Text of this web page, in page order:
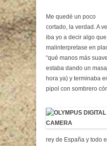
Me quedé un poco
cortado, la verdad. A
iba yo a decir algo que
malinterpretase en
“qué manos más
estaba dando un
hora ya) y terminaba
pipol con sombrero
rey de España y todo